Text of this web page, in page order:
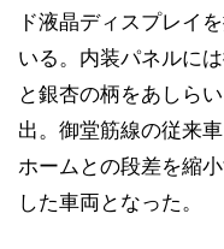
ド液晶ディスプレイ
いる。内装パネルに
と銀杏の柄をあしら
出。御堂筋線の従来
ホームとの段差を縮
した車両となった。